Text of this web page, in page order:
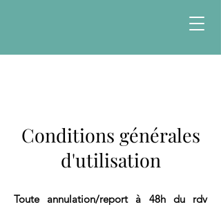
Conditions générales
d'utilisation
Toute annulation/report à 48h du rdv